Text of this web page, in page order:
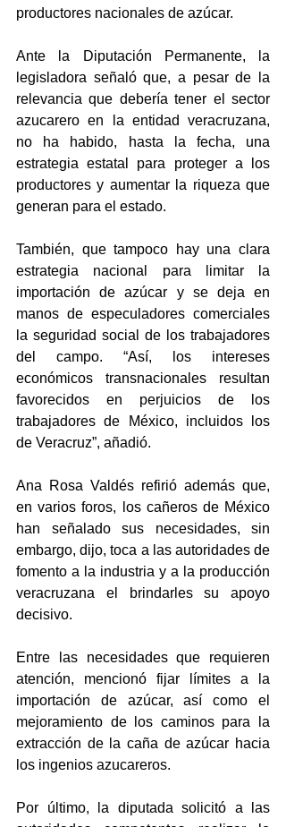
productores nacionales de azúcar.
Ante la Diputación Permanente, la
legisladora señaló que, a pesar de la
relevancia que debería tener el sector
azucarero en la entidad veracruzana,
no ha habido, hasta la fecha, una
estrategia estatal para proteger a los
productores y aumentar la riqueza que
generan para el estado.
También, que tampoco hay una clara
estrategia nacional para limitar la
importación de azúcar y se deja en
manos de especuladores comerciales
la seguridad social de los trabajadores
del campo. “Así, los intereses
económicos transnacionales resultan
favorecidos en perjuicios de los
trabajadores de México, incluidos los
de Veracruz”, añadió.
Ana Rosa Valdés refirió además que,
en varios foros, los cañeros de México
han señalado sus necesidades, sin
embargo, dijo, toca a las autoridades de
fomento a la industria y a la producción
veracruzana el brindarles su apoyo
decisivo.
Entre las necesidades que requieren
atención, mencionó fijar límites a la
importación de azúcar, así como el
mejoramiento de los caminos para la
extracción de la caña de azúcar hacia
los ingenios azucareros.
Por último, la diputada solicitó a las